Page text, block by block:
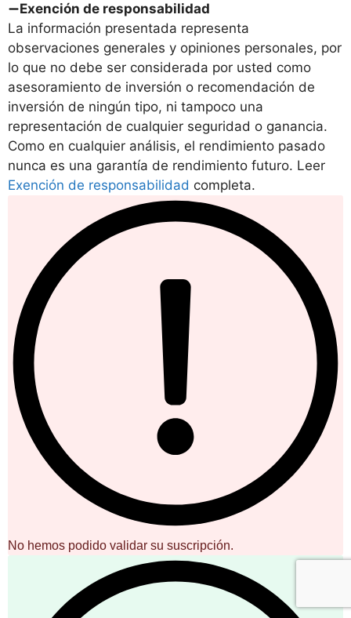
Exención de responsabilidad
La información presentada representa
observaciones generales y opiniones personales, por
lo que no debe ser considerada por usted como
asesoramiento de inversión o recomendación de
inversión de ningún tipo, ni tampoco una
representación de cualquier seguridad o ganancia.
Como en cualquier análisis, el rendimiento pasado
nunca es una garantía de rendimiento futuro. Leer
Exención de responsabilidad completa.
No hemos podido validar su suscripción.